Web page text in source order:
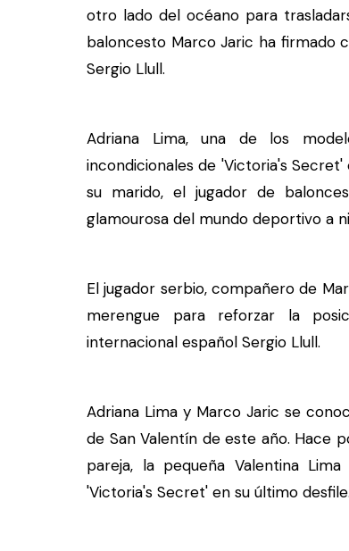
otro lado del océano para
baloncesto Marco Jaric ha firmado
Sergio Llull.
Adriana Lima, una de los
incondicionales de 'Victoria's
su marido, el jugador de
glamourosa del mundo deportivo a
El jugador serbio, compañero de
merengue para reforzar la
internacional español Sergio Llull.
Adriana Lima y Marco Jaric se
de San Valentín de este año. Hace
pareja, la pequeña Valentina
'Victoria's Secret' en su último desfile.